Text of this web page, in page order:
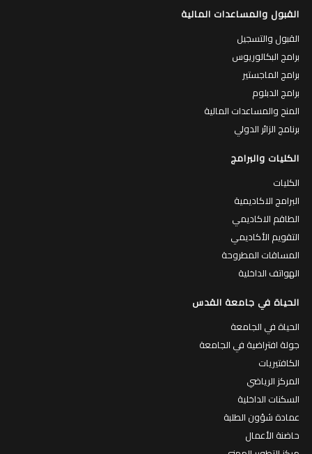
القبول والمساعدات المالية
القبول والتسجيل
برامج البكالوريوس
برامج الماجستير
برامج الدبلوم
المنح والمساعدات المالية
برنامج الزائر الدولي
الكليات والبرامج
الكليات
البرامج الاكاديمية
الطاقم الاكاديمي
التقويم الأكاديمي
المساقات المطروحة
الهواتف الداخلية
الحياة في جامعة القدس
الحياة في الجامعة
جولة افتراضية في الجامعة
الكافتيريات
المركز الرياضي
السكنات الداخلية
عمادة شؤون الطلبة
حاضنة الأعمال